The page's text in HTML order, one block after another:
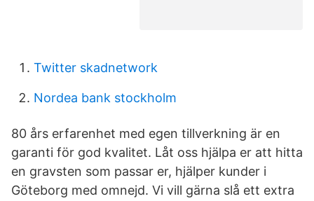
Twitter skadnetwork
Nordea bank stockholm
80 års erfarenhet med egen tillverkning är en
garanti för god kvalitet. Låt oss hjälpa er att hitta
en gravsten som passar er, hjälper kunder i
Göteborg med omnejd. Vi vill gärna slå ett extra